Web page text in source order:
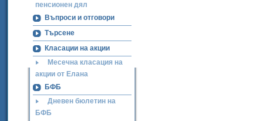
пенсионен дял
Въпроси и отговори
Търсене
Класации на акции
Месечна класация на
акции от Елана
БФБ
Дневен бюлетин на
БФБ